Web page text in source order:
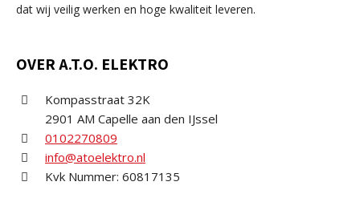
dat wij veilig werken en hoge kwaliteit leveren.
OVER A.T.O. ELEKTRO
Kompasstraat 32K
2901 AM Capelle aan den IJssel
0102270809
info@atoelektro.nl
Kvk Nummer: 60817135